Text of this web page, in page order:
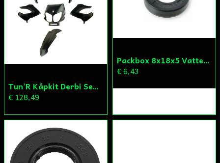
Tun'R Kåpkit Derbi Senda
€ 128,49
Packbox 8x18x5 Vattenpump Aprilia/Derbi/Gilera (original)
€ 6,43